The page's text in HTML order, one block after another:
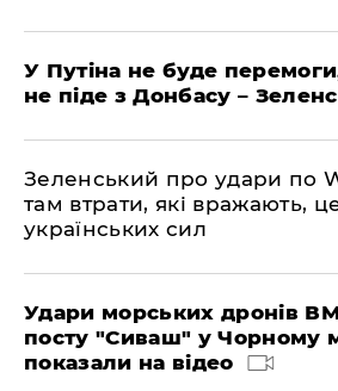
У Путіна не буде
не піде з Донбасу –
Зеленський про удари по
там втрати, які вражають,
українських сил
Удари морських дронів
посту "Сиваш" у Чорному
показали на відео